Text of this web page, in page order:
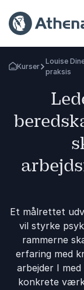
Tilbage til forsiden
Kurser
Louise
praksis
Et målrettet
vil styrke
rammerne
erfaring med
arbejder I
konkrete